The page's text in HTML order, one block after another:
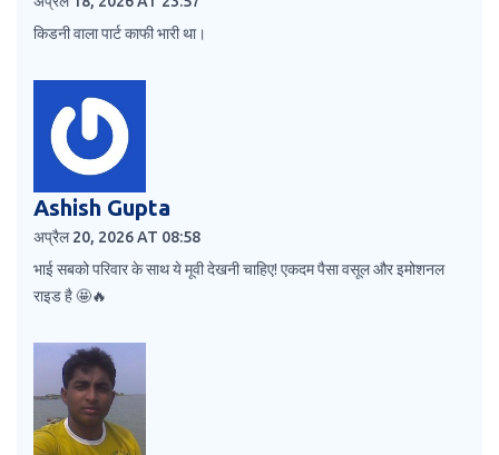
किडनी वाला पार्ट काफी भारी था।
Ashish Gupta
अप्रैल 20, 2026 AT 08:58
भाई सबको परिवार के साथ ये मूवी देखनी चाहिए! एकदम पैसा वसूल और इमोशनल
राइड है 🤩🔥